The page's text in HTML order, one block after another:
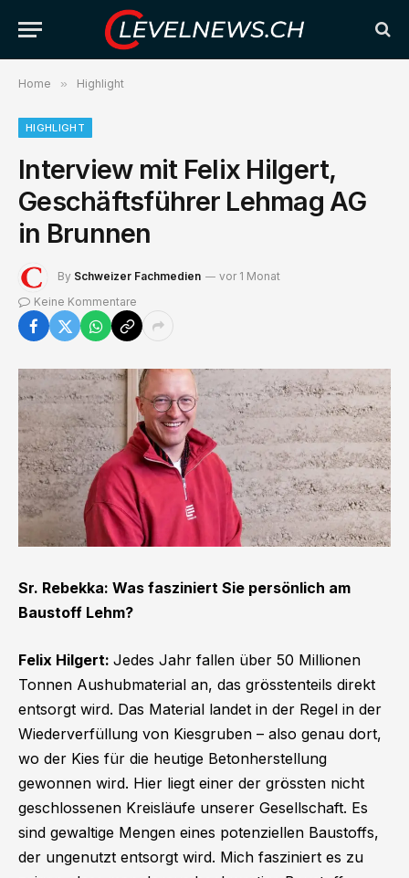
Home » Highlight
HIGHLIGHT
Interview mit Felix Hilgert,
Geschäftsführer Lehmag AG
in Brunnen
By Schweizer Fachmedien
vor 1 Monat
Keine Kommentare
Sr. Rebekka: Was fasziniert Sie persönlich am
Baustoff Lehm?
Felix Hilgert: Jedes Jahr fallen über 50 Millionen
Tonnen Aushubmaterial an, das grösstenteils direkt
entsorgt wird. Das Material landet in der Regel in der
Wiederverfüllung von Kiesgruben – also genau dort,
wo der Kies für die heutige Betonherstellung
gewonnen wird. Hier liegt einer der grössten nicht
geschlossenen Kreisläufe unserer Gesellschaft. Es
sind gewaltige Mengen eines potenziellen Baustoffs,
der ungenutzt entsorgt wird. Mich fasziniert es zu